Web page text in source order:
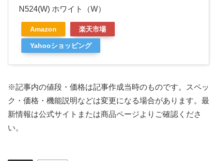
N524(W) ホワイト（W）
Amazon 楽天市場
Yahooショッピング
※記事内の値段・価格は記事作成当時のものです。
スペッ
ク・価格・機能説明などは変更になる場合があります。最
新情報は公式サイトまたは商品ページよりご確認くださ
い。